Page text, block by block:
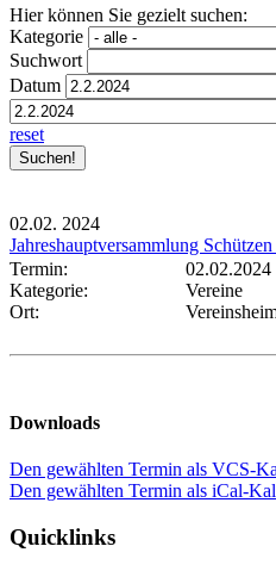
Hier können Sie gezielt suchen:
Kategorie
Suchwort
Datum
reset
02.02. 2024
Jahreshauptversammlung
Termin:
Kategorie:
Vereine
Ort:
Downloads
Den gewählten Termin als VCS-
Den gewählten Termin als iCal-
Quicklinks